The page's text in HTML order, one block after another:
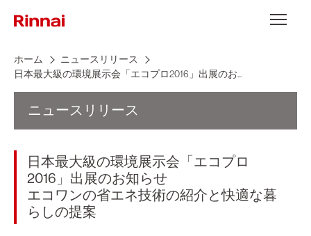
メニュー
ホーム
ニュースリリース
日本最大級の環境展示会「エコプロ2016」出展のお...
ニュースリリース
日本最大級の環境展示会「エコプロ
2016」出展のお知らせ
エコワンの省エネ技術の紹介と快適な暮
らしの提案